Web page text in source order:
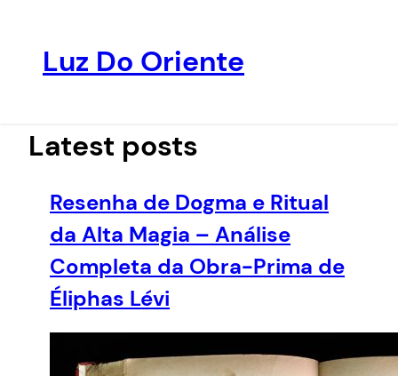
conteúdo
Luz Do Oriente
Latest posts
Resenha de Dogma e Ritual
da Alta Magia – Análise
Completa da Obra-Prima de
Éliphas Lévi